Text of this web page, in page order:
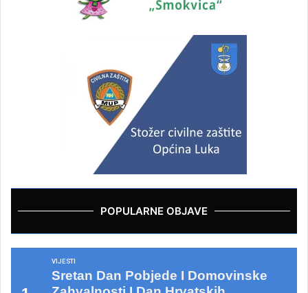
POPULARNE OBJAVE
VIJESTI
Sretan Dan Pobjede I Domovinske